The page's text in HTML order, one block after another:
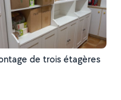
de trois étagères